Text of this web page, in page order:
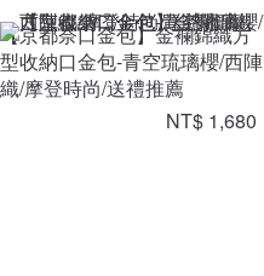
【京都奈口金包】金襴錦織方
型收納口金包-青空琉璃櫻/西陣
織/摩登時尚/送禮推薦
NT$ 1,680